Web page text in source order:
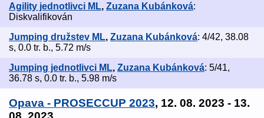
Agility jednotlivci ML, Zuzana Kubánková:
Diskvalifikován
Jumping družstev ML, Zuzana Kubánková: 4/42, 38.08
s, 0.0 tr. b., 5.72 m/s
Jumping jednotlivci ML, Zuzana Kubánková: 5/41,
36.78 s, 0.0 tr. b., 5.98 m/s
Opava - PROSECCUP 2023, 12. 08. 2023 - 13.